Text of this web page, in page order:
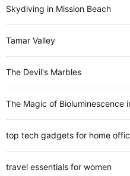
Skydiving in Mission Beach
Tamar Valley
The Devil's Marbles
The Magic of Bioluminescence
top tech gadgets for home
travel essentials for women